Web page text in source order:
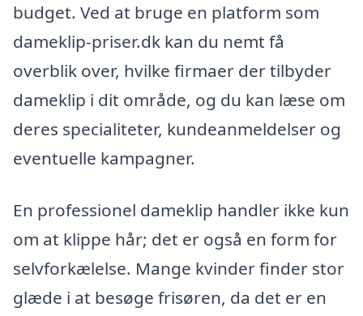
budget. Ved at bruge en platform som
dameklip-priser.dk kan du nemt få
overblik over, hvilke firmaer der tilbyder
dameklip i dit område, og du kan læse om
deres specialiteter, kundeanmeldelser og
eventuelle kampagner.
En professionel dameklip handler ikke kun
om at klippe hår; det er også en form for
selvforkælelse. Mange kvinder finder stor
glæde i at besøge frisøren, da det er en